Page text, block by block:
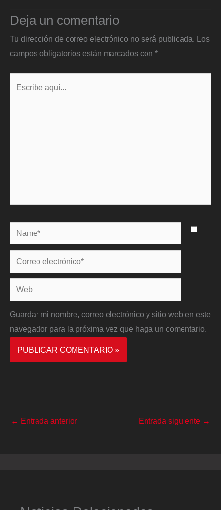
Deja un comentario
Tu dirección de correo electrónico no será publicada. Los
campos obligatorios están marcados con *
Name*
Correo
electrónico*
Web
Guardar mi nombre, correo electrónico y sitio web en este
navegador para la próxima vez que haga un comentario.
← Entrada anterior Entrada siguiente →